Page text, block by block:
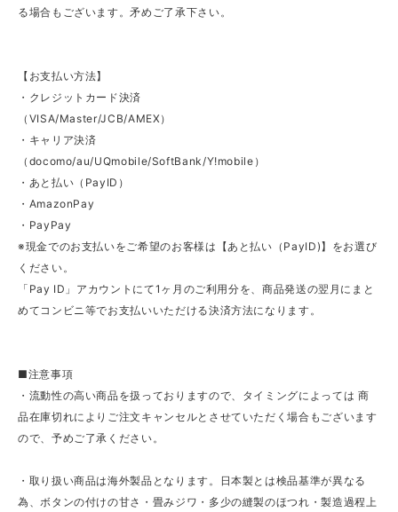
る場合もございます。矛めご了承下さい。
【お支払い方法】
・クレジットカード決済
（VISA/Master/JCB/AMEX）
・キャリア決済
（docomo/au/UQmobile/SoftBank/Y!mobile）
・あと払い（PayID）
・AmazonPay
・PayPay
※現金でのお支払いをご希望のお客様は【あと払い（PayID)】をお選び
ください。
「Pay ID」アカウントにて1ヶ月のご利用分を、商品発送の翌月にまと
めてコンビニ等でお支払いいただける決済方法になります。
■注意事項
・流動性の高い商品を扱っておりますので、タイミングによっては 商
品在庫切れによりご注文キャンセルとさせていただく場合もございます
ので、予めご了承ください。
・取り扱い商品は海外製品となります。日本製とは検品基準が異なる
為、ボタンの付けの甘さ・畳みジワ・多少の縫製のほつれ・製造過程上